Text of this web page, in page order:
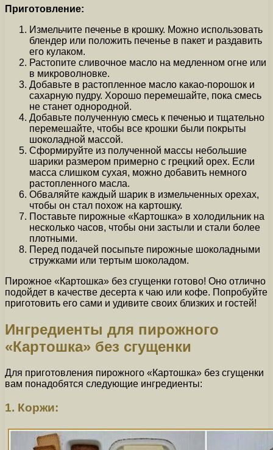
Приготовление:
Измельчите печенье в крошку. Можно использовать
блендер или положить печенье в пакет и раздавить
его кулаком.
Растопите сливочное масло на медленном огне или
в микроволновке.
Добавьте в растопленное масло какао-порошок и
сахарную пудру. Хорошо перемешайте, пока смесь
не станет однородной.
Добавьте полученную смесь к печенью и тщательно
перемешайте, чтобы все крошки были покрыты
шоколадной массой.
Сформируйте из полученной массы небольшие
шарики размером примерно с грецкий орех. Если
масса слишком сухая, можно добавить немного
растопленного масла.
Обваляйте каждый шарик в измельченных орехах,
чтобы он стал похож на картошку.
Поставьте пирожные «Картошка» в холодильник на
несколько часов, чтобы они застыли и стали более
плотными.
Перед подачей посыпьте пирожные шоколадными
стружками или тертым шоколадом.
Пирожное «Картошка» без сгущенки готово! Оно отлично
подойдет в качестве десерта к чаю или кофе. Попробуйте
приготовить его сами и удивите своих близких и гостей!
Ингредиенты для пирожного
«Картошка» без сгущенки
Для приготовления пирожного «Картошка» без сгущенки
вам понадобятся следующие ингредиенты:
1. Коржи: